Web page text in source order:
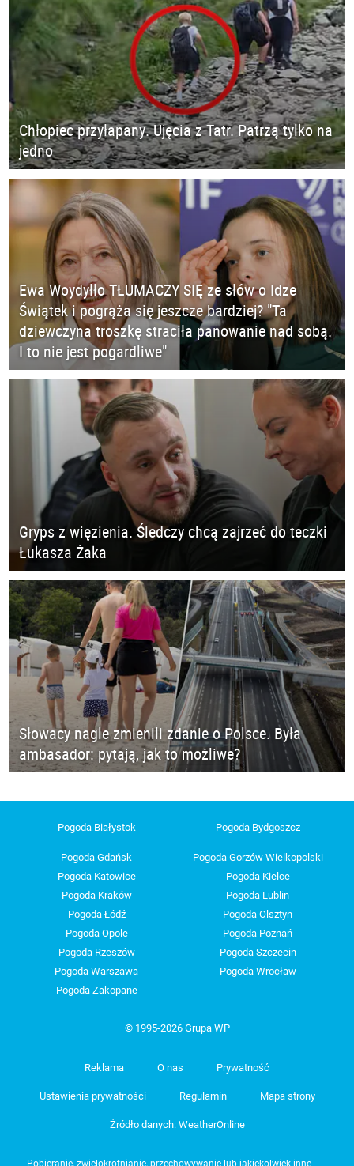
Chłopiec przyłapany. Ujęcia z Tatr. Patrzą tylko na
jedno
Ewa Woydyłło TŁUMACZY SIĘ ze słów o Idze
Świątek i pogrąża się jeszcze bardziej? "Ta
dziewczyna troszkę straciła panowanie nad sobą.
I to nie jest pogardliwe"
Gryps z więzienia. Śledczy chcą zajrzeć do teczki
Łukasza Żaka
Słowacy nagle zmienili zdanie o Polsce. Była
ambasador: pytają, jak to możliwe?
Pogoda Białystok Pogoda Bydgoszcz
Pogoda Gdańsk
Pogoda Gorzów Wielkopolski
Pogoda Katowice
Pogoda Kielce
Pogoda Kraków
Pogoda Lublin
Pogoda Łódź
Pogoda Olsztyn
Pogoda Opole
Pogoda Poznań
Pogoda Rzeszów
Pogoda Szczecin
Pogoda Warszawa
Pogoda Wrocław
Pogoda Zakopane
© 1995-2026 Grupa WP
Reklama O nas Prywatność
Ustawienia prywatności Regulamin Mapa strony
Źródło danych: WeatherOnline
Pobieranie, zwielokrotnianie, przechowywanie lub jakiekolwiek inne